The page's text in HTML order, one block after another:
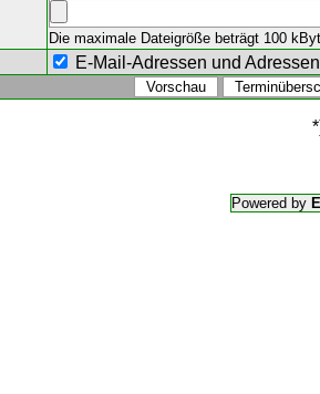
Die maximale Dateigröße beträgt 100
E-Mail-Adressen und
Powered by